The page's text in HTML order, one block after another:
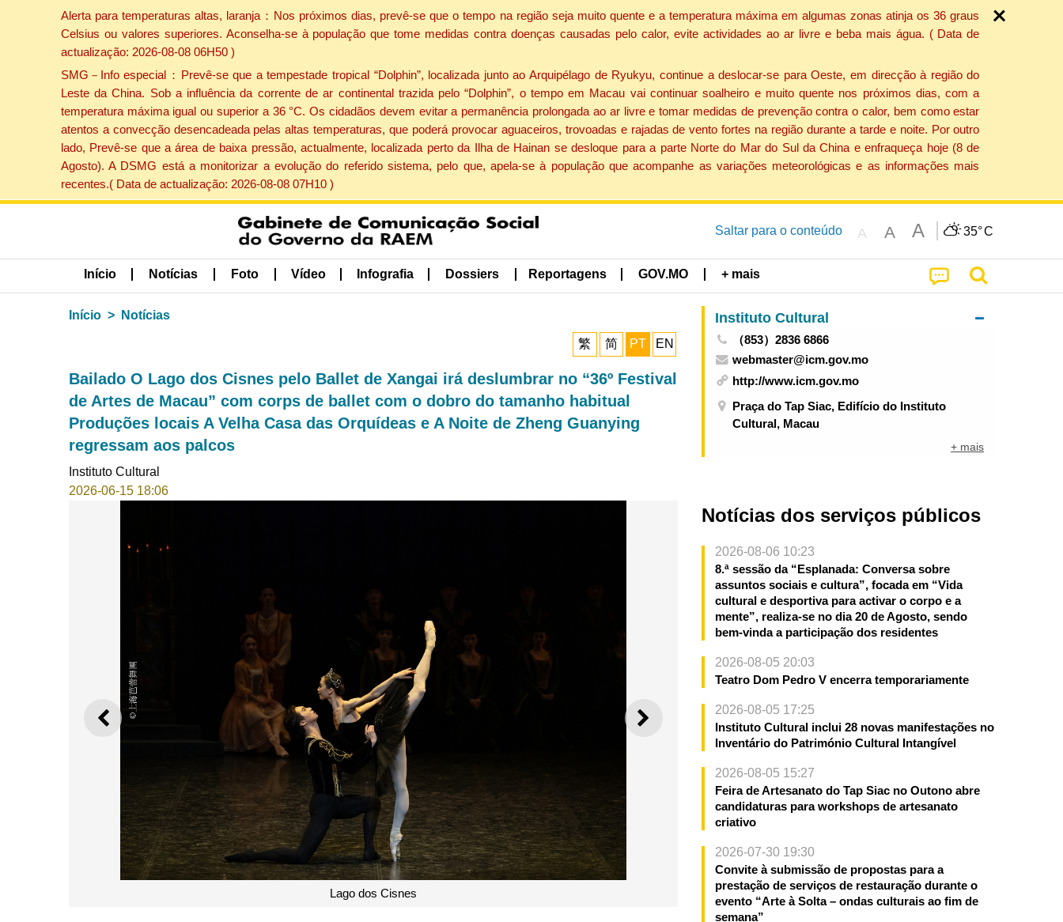
Alerta para temperaturas altas, laranja：Nos próximos dias, prevê-se que o tempo na região seja muito quente e a temperatura máxima em algumas zonas atinja os 36 graus
Celsius ou valores superiores. Aconselha-se à população que tome medidas contra doenças causadas pelo calor, evite actividades ao ar livre e beba mais água. ( Data de
actualização: 2026-08-08 06H50 )
SMG－Info especial：Prevê-se que a tempestade tropical “Dolphin”, localizada junto ao Arquipélago de Ryukyu, continue a deslocar-se para Oeste, em direcção à região do
Leste da China. Sob a influência da corrente de ar continental trazida pelo “Dolphin”, o tempo em Macau vai continuar soalheiro e muito quente nos próximos dias, com a
temperatura máxima igual ou superior a 36 °C. Os cidadãos devem evitar a permanência prolongada ao ar livre e tomar medidas de prevenção contra o calor, bem como estar
atentos a convecção desencadeada pelas altas temperaturas, que poderá provocar aguaceiros, trovoadas e rajadas de vento fortes na região durante a tarde e noite. Por outro
lado, Prevê-se que a área de baixa pressão, actualmente, localizada perto da Ilha de Hainan se desloque para a parte Norte do Mar do Sul da China e enfraqueça hoje (8 de
Agosto). A DSMG está a monitorizar a evolução do referido sistema, pelo que, apela-se à população que acompanhe as variações meteorológicas e as informações mais
recentes.( Data de actualização: 2026-08-08 07H10 )
Saltar para o conteúdo A A A 35°C
Início Notícias Foto Vídeo Infografia Dossiers Reportagens GOV.MO + mais
Início Notícias
繁 简 PT EN
Bailado O Lago dos Cisnes pelo Ballet de Xangai irá deslumbrar no “36º Festival
de Artes de Macau” com corps de ballet com o dobro do tamanho habitual
Produções locais A Velha Casa das Orquídeas e A Noite de Zheng Guanying
regressam aos palcos
Instituto Cultural
2026-06-15 18:06
ANTERIOR SEGUINTE
A Velha Casa das Orquídeas
Instituto Cultural
（853）2836 6866
webmaster@icm.gov.mo
http://www.icm.gov.mo
Praça do Tap Siac, Edifício do Instituto
Cultural, Macau
+ mais
Notícias dos serviços públicos
2026-08-06 10:23
8.ª sessão da “Esplanada: Conversa sobre
assuntos sociais e cultura”, focada em “Vida
cultural e desportiva para activar o corpo e a
mente”, realiza-se no dia 20 de Agosto, sendo
bem-vinda a participação dos residentes
2026-08-05 20:03
Teatro Dom Pedro V encerra temporariamente
2026-08-05 17:25
Instituto Cultural inclui 28 novas manifestações no
Inventário do Património Cultural Intangível
2026-08-05 15:27
Feira de Artesanato do Tap Siac no Outono abre
candidaturas para workshops de artesanato
criativo
2026-07-30 19:30
Convite à submissão de propostas para a
prestação de serviços de restauração durante o
evento “Arte à Solta – ondas culturais ao fim de
semana”